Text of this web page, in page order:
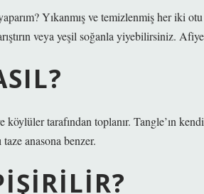
Yıkanmış ve temizlenmiş her iki
veya yeşil soğanla yiyebilirsiniz.
tarafından toplanır. Tangle’ın
anasona benzer.